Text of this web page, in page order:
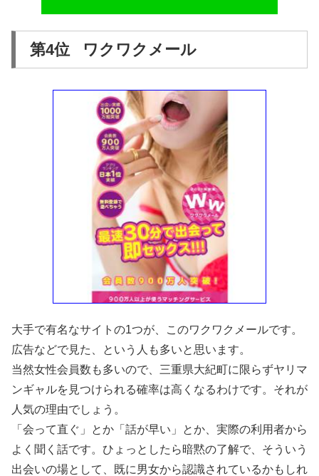
第4位 ワクワクメール
大手で有名なサイトの1つが、このワクワクメールです。
広告などで見た、という人も多いと思います。
当然女性会員数も多いので、三重県大紀町に限らずヤリマ
ンギャルを見つけられる確率は高くなるわけです。それが
人気の理由でしょう。
「会って直ぐ」とか「話が早い」とか、実際の利用者から
よく聞く話です。ひょっとしたら暗黙の了解で、そういう
出会いの場として、既に男女から認識されているかもしれ